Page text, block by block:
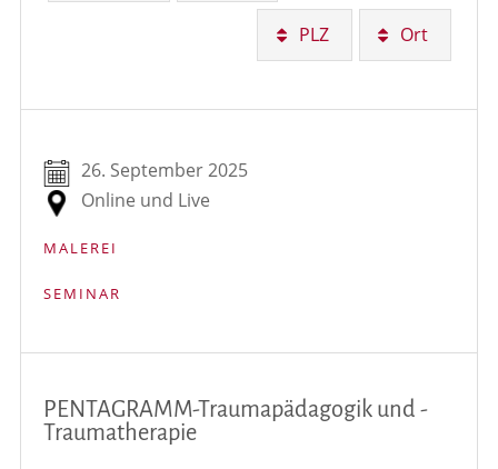
Ort
PLZ
PENTAGRAMM-Traumapädagogik und -
Traumatherapie
26. September 2025
Online und Live
MALEREI
SEMINAR